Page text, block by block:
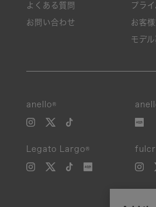
よくある質問
お問い合わせ
プラ
お客
モデ
anello®
Legato Largo®